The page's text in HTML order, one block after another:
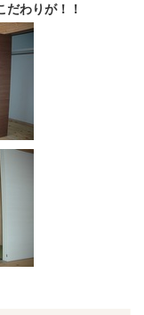
だわりが！！